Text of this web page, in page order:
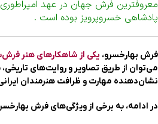
معروفترین فرش جهان در عهد
پادشاهی خسروپرویز بوده است .
فرش بهارخسرو، یکی از شاهکارهای هنر
می‌توان از طریق تصاویر و روایت‌های
نشان‌دهنده مهارت و ظرافت هنرمندان
در ادامه، به برخی از ویژگی‌های فرش